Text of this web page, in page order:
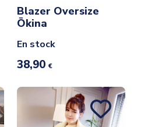
Blazer Oversize
Ōkina
En stock
38,90 €